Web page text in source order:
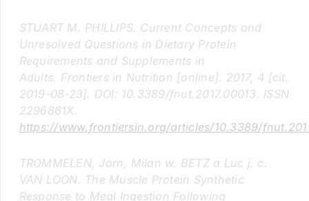
STUART M. PHILLIPS. Current Concepts and
Unresolved Questions in Dietary Protein
Requirements and Supplements in
Adults. Frontiers in Nutrition [online]. 2017, 4 [cit.
2019-08-23]. DOI: 10.3389/fnut.2017.00013. ISSN
2296861X.
https://www.frontiersin.org/articles/10.3389/
TROMMELEN, Jorn, Milan w. BETZ a Luc j. c.
VAN LOON. The Muscle Protein Synthetic
Response to Meal Ingestion Following